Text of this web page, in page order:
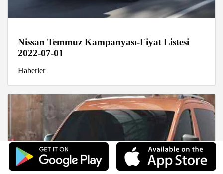
Nissan Temmuz Kampanyası-Fiyat Listesi
2022-07-01
Haberler